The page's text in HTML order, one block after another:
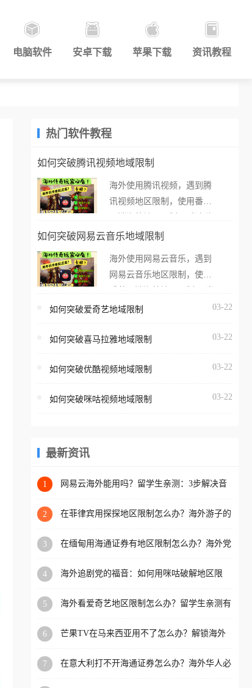
电脑软件 安卓下载 苹果下载 资讯教程
热门软件教程
如何突破腾讯视频地域限制
海外使用腾讯视频，遇到腾
讯视频地区限制，使用番茄
外打开腾讯视频，却突然弹
地区无法播放”的提示语。
海外用户如香港、澳门、台
亚、欧洲等国家和地区时，
台一样，出现地区及版权限
地区播放。 遇到这个问题的
区工作、留学、定居等，都
权限制所困扰。
如何突破网易云音乐地域限制
海外使用网易云音乐，遇到
网易云音乐地区限制，使用
在海外打开网易云音乐，却
所在的地区无法播放”的提示
门、台湾、美国、加拿大、
区时，网易云音乐也会像其
回国加速器，即可解决「海
版权限制」的问题，无论人
国、加拿大、澳大利亚、欧
学、定居等，都可以使用，
扰。
如何突破爱奇艺地域限制 03-22
如何突破喜马拉雅地域限制 03-22
如何突破优酷视频地域限制 03-22
如何突破咪咕视频地域限制 03-22
最新资讯
1
网易云海外能用吗？留学生亲测：3步解决音
2
在菲律宾用探探地区限制怎么办？海外游子的
3
在缅甸用海通证券有地区限制怎么办？海外党
4
海外追剧党的福音：如何用咪咕破解地区限
5
海外看爱奇艺地区限制怎么办？留学生亲测有
6
芒果TV在马来西亚用不了怎么办？解锁海外
7
在意大利打不开海通证券怎么办？海外华人必